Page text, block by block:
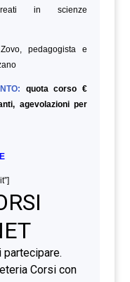
in scienze
pedagogista e
quota corso €
agevolazioni per